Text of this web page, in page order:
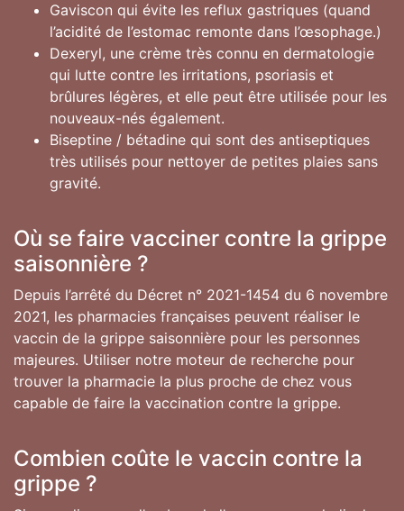
Gaviscon qui évite les reflux gastriques (quand
l’acidité de l’estomac remonte dans l’œsophage.)
Dexeryl, une crème très connu en dermatologie
qui lutte contre les irritations, psoriasis et
brûlures légères, et elle peut être utilisée pour les
nouveaux-nés également.
Biseptine / bétadine qui sont des antiseptiques
très utilisés pour nettoyer de petites plaies sans
gravité.
Où se faire vacciner contre la grippe
saisonnière ?
Depuis l’arrêté du Décret n° 2021-1454 du 6 novembre
2021, les pharmacies françaises peuvent réaliser le
vaccin de la grippe saisonnière pour les personnes
majeures. Utiliser notre moteur de recherche pour
trouver la pharmacie la plus proche de chez vous
capable de faire la vaccination contre la grippe.
Combien coûte le vaccin contre la
grippe ?